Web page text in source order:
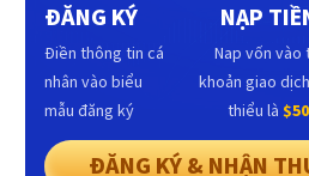
ĐĂNG KÝ
Điền thông tin cá
nhân vào biểu
mẫu đăng ký
NẠP
Nap vốn vào
khoản giao
thiểu là $50
ĐĂNG KÝ & NHẬN